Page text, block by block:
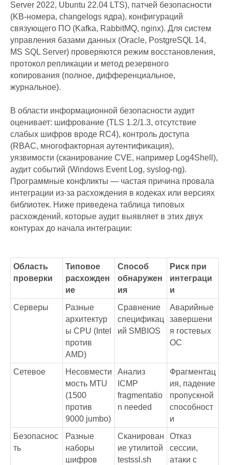
Server 2022, Ubuntu 22.04 LTS), патчей безопасности
(KB-номера, changelogs ядра), конфигураций
связующего ПО (Kafka, RabbitMQ, nginx). Для систем
управления базами данных (Oracle, PostgreSQL 14,
MS SQL Server) проверяются режим восстановления,
протокол репликации и метод резервного
копирования (полное, дифференциальное,
журнальное).
В области информационной безопасности аудит
оценивает: шифрование (TLS 1.2/1.3, отсутствие
слабых шифров вроде RC4), контроль доступа
(RBAC, многофакторная аутентификация),
уязвимости (сканирование CVE, например Log4Shell),
аудит событий (Windows Event Log, syslog-ng).
Программные конфликты — частая причина провала
интеграции из-за расхождения в кодеках или версиях
библиотек. Ниже приведена таблица типовых
расхождений, которые аудит выявляет в этих двух
контурах до начала интеграции:
Область
проверки
Типовое
расхожден
ие
Способ
обнаружен
ия
Риск при
интеграци
и
Серверы
Разные
архитектур
ы CPU (Intel
против
AMD)
Сравнение
спецификац
ий SMBIOS
Аварийные
завершени
я гостевых
ОС
Сетевое
Несовмести
мость MTU
(1500
против
9000 jumbo)
Анализ
ICMP
fragmentatio
n needed
Фрагментац
ия, падение
пропускной
способност
и
Безопаснос
ть
Разные
наборы
шифров
Сканирован
ие утилитой
testssl.sh
Отказ
сессии,
атаки с